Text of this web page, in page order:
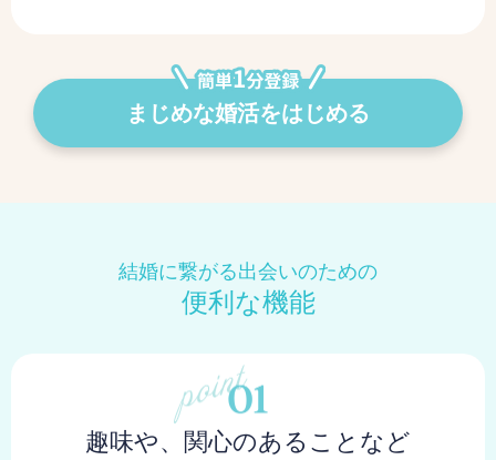
まじめな婚活をはじめる
結婚に繋がる出会いのための
便利な機能
趣味や、関心のあることなど